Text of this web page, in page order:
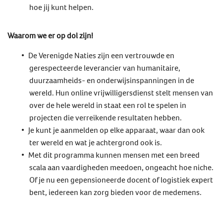
hoe jij kunt helpen.
Waarom we er op dol zijn!
De Verenigde Naties zijn een vertrouwde en
gerespecteerde leverancier van humanitaire,
duurzaamheids- en onderwijsinspanningen in de
wereld. Hun online vrijwilligersdienst stelt mensen van
over de hele wereld in staat een rol te spelen in
projecten die verreikende resultaten hebben.
Je kunt je aanmelden op elke apparaat, waar dan ook
ter wereld en wat je achtergrond ook is.
Met dit programma kunnen mensen met een breed
scala aan vaardigheden meedoen, ongeacht hoe niche.
Of je nu een gepensioneerde docent of logistiek expert
bent, iedereen kan zorg bieden voor de medemens.